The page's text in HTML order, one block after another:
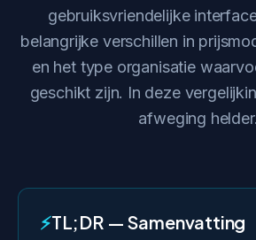
gebruiksvriendelijke
belangrijke verschillen in
en het type organisatie
geschikt zijn. In deze
afweging helder.
⚡TL;DR — Samenvatting